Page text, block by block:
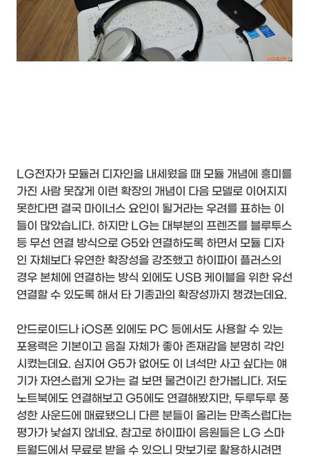
LG전자가 모듈러 디자인을 내세웠을 때 모듈 개념에 흥미를
가진 사람 못잖게 이런 확장의 개념이 다음 모델로 이어지지
못한다면 결국 마이너스 요인이 될거라는 우려를 표하는 이
들이 많았습니다. 하지만 LG는 대부분의 프렌즈를 블루투스
등 무선 연결 방식으로 G5와 연결하도록 하면서 모듈 디자
인 자체보다 유연한 확장성을 강조했고 하이파이 플러스의
경우 본체에 연결하는 방식 외에도 USB 케이블을 위한 유선
연결할 수 있도록 해서 타 기종과의 확장성까지 챙겼는데요.
안드로이드나 iOS폰 외에도 PC 등에서도 사용할 수 있는
포용력은 기본이고 음질 자체가 좋아 존재감을 분명히 각인
시켰는데요. 심지어 G5가 없어도 이 녀석만 사고 싶다는 얘
기가 자연스럽게 오가는 걸 보면 물건이긴 한가봅니다. 저도
노트북에도 연결해보고 G5에도 연결해봤지만, 두루두루 풍
성한 사운드에 매료됐으니 다른 분들이 올리는 만족스럽다는
평가가 낯설지 않네요. 참고로 하이파이 음원들은 LG 스마
트월드에서 무료로 받을 수 있으니 맛보기로 활용하시려면